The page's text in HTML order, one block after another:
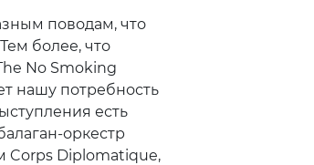
поводам, что
более, что
No Smoking
нашу потребность
есть
оркестр
Corps Diplomatique,